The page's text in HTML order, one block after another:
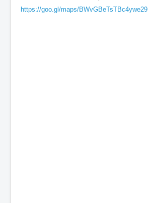
https://goo.gl/maps/BWvGBeTsTBc4ywe29